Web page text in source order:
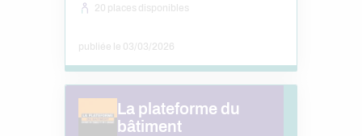
20 places disponibles
publiée le 03/03/2026
La plateforme du
bâtiment